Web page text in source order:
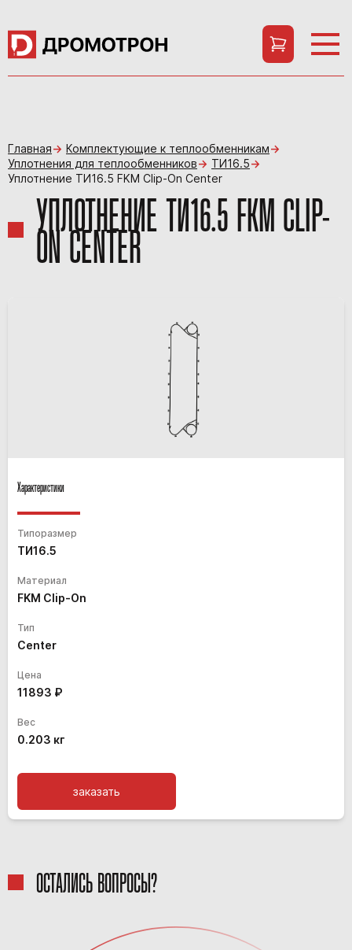
Главная
Комплектующие к теплообменникам
Уплотнения для теплообменников
ТИ16.5
Уплотнение ТИ16.5 FKM Clip-On Center
УПЛОТНЕНИЕ ТИ16.5 FKM CLIP-
ON CENTER
Характеристики
Типоразмер
ТИ16.5
Материал
FKM Clip-On
Тип
Center
Цена
11893 ₽
Вес
0.203 кг
заказать
ОСТАЛИСЬ ВОПРОСЫ?